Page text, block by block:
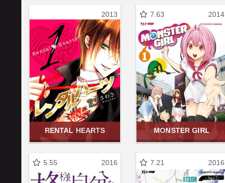
2013
RENTAL HEARTS
7.63 2014
MONSTER GIRL
5.55 2016 7.21 2016